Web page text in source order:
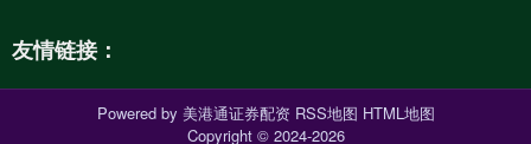
友情链接：
Powered by 美港通证券配资 RSS地图 HTML地图
Copyright © 2024-2026